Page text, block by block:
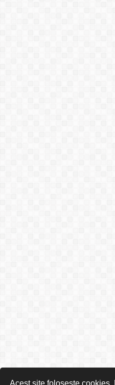
Acest site folosește cookies.